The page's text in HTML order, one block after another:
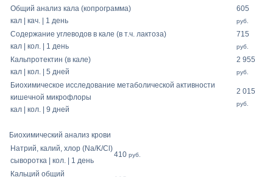
Общий анализ кала (копрограмма)
кал | кач. | 1 день
605
руб.
Содержание углеводов в кале (в т.ч. лактоза)
кал | кол. | 1 день
715
руб.
Кальпротектин (в кале)
кал | кол. | 5 дней
2 955
руб.
Биохимическое исследование метаболической активности
кишечной микрофлоры
кал | кол. | 9 дней
2 015
руб.
Биохимический анализ крови
Натрий, калий, хлор (Na/K/Cl)
сыворотка | кол. | 1 день
410 руб.
Кальций общий